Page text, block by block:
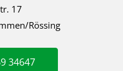
17
Rössing
34647